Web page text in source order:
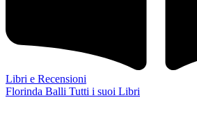
Libri e Recensioni
Florinda Balli Tutti i suoi Libri